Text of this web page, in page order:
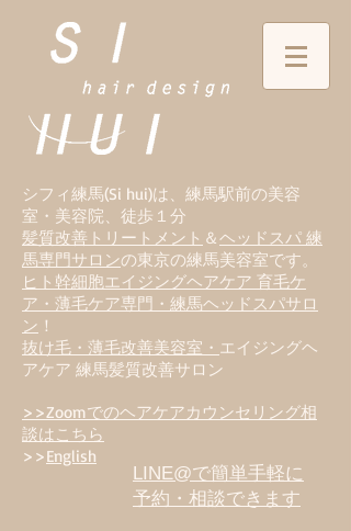
シフィ練馬(Si hui)は、 練馬駅前の美容
室・美容院、徒歩１分
髪質改善トリートメント ＆ヘッドスパ 練
馬専門サロンの東京の練馬美容室です。
ヒト幹細胞エイジングヘアケア 育毛ケ
ア・薄毛ケア専門・練馬ヘッドスパサロ
ン ！
抜け毛・薄毛改善美容室・ エイジングヘ
アケア 練馬髪質改善サロン
>>Zoomでのヘアケアカウンセリング相
談はこちら
>>English
LINE@で簡単手軽に
予約・相談できます